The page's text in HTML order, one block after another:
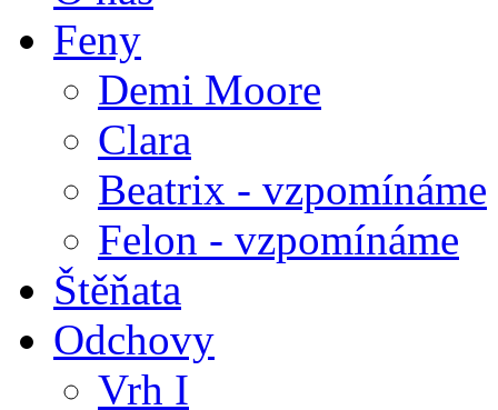
Feny
Demi Moore
Clara
Beatrix - vzpomínáme
Felon - vzpomínáme
Štěňata
Odchovy
Vrh I